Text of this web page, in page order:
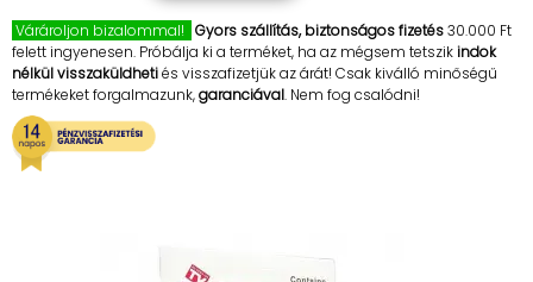
Várároljon bizalommal! Gyors szállítás, biztonságos fizetés30.000 Ft
felett ingyenesen. Próbálja ki a terméket, ha az mégsem tetszikindok
nélkül visszaküldhetiés visszafizetjük az árát! Csak kiválló minőségű
termékeket forgalmazunk,garanciával. Nem fog csalódni!